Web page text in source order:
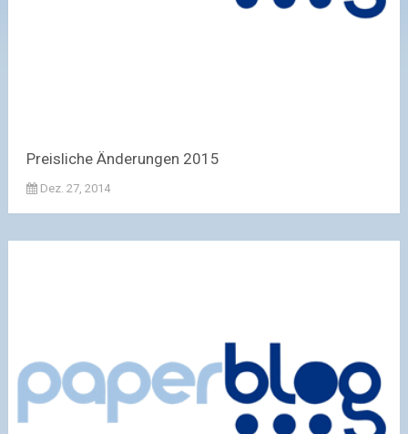
Preisliche Änderungen 2015
Dez. 27, 2014